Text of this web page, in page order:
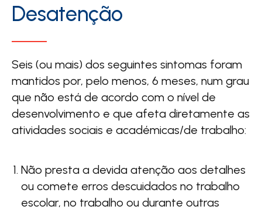
Desatenção
Seis (ou mais) dos seguintes sintomas foram
mantidos por, pelo menos, 6 meses, num grau
que não está de acordo com o nível de
desenvolvimento e que afeta diretamente as
atividades sociais e académicas/de trabalho:
Não presta a devida atenção aos detalhes
ou comete erros descuidados no trabalho
escolar, no trabalho ou durante outras